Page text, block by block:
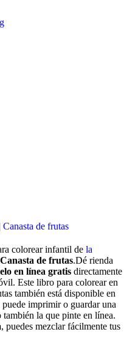
Canasta de frutas
colorear infantil de la
Canasta de frutas.Dé rienda
en línea gratis directamente
Este libro para colorear en
también está disponible en
imprimir o guardar una
la que pinte en línea.
, puedes mezclar fácilmente tus